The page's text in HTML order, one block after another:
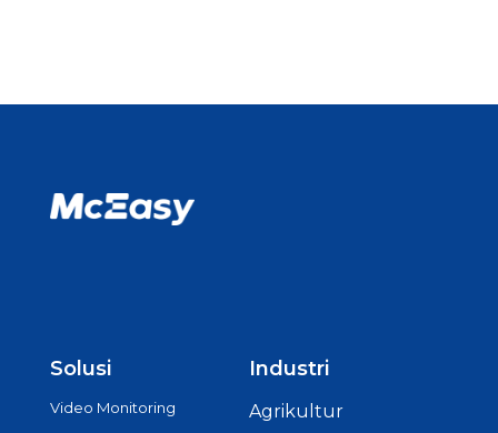
Solusi
Video Monitoring
Industri
Agrikultur